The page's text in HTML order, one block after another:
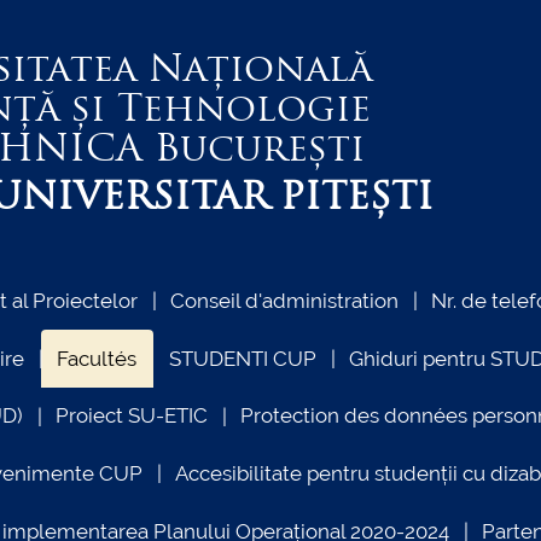
Națională
și Tehnologie
București
PITEȘTI
al Proiectelor Conseil d'administration Nr. de
Facultés STUDENTI CUP Ghiduri pentru
Proiect SU-ETIC Protection des données
CUP Accesibilitate pentru studenții cu
Planului Operațional 2020-2024